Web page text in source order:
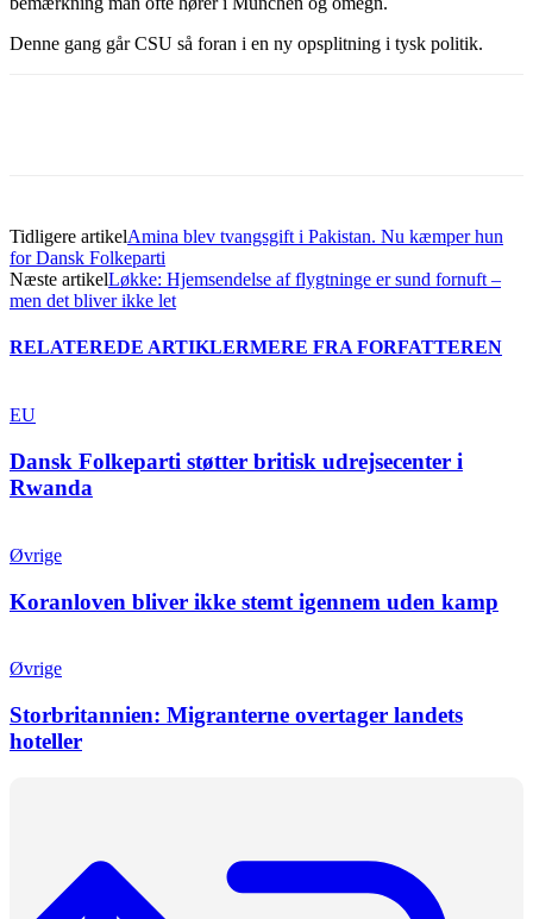
Denne gang går CSU så foran i en ny opsplitning i tysk politik.
Tidligere artikelAmina blev tvangsgift i Pakistan. Nu kæmper hun
for Dansk Folkeparti
Næste artikelLøkke: Hjemsendelse af flygtninge er sund fornuft –
men det bliver ikke let
RELATEREDE ARTIKLERMERE FRA FORFATTEREN
EU
Dansk Folkeparti støtter britisk udrejsecenter i
Rwanda
Øvrige
Koranloven bliver ikke stemt igennem uden kamp
Øvrige
Storbritannien: Migranterne overtager landets
hoteller